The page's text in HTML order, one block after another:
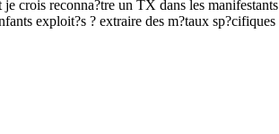
crois reconna?tre un TX dans les
exploit?s ? extraire des m?taux